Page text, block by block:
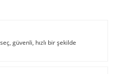
güvenli, hızlı bir şekilde